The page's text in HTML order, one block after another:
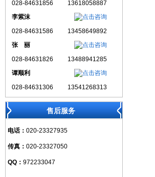
028-84631856
13618058887
李紫沫
028-84631586
13458649892
张 丽
028-84631826
13488941285
谭顺利
028-84631306
13541268313
售后服务
电话： 020-23327935
传真： 020-23327050
QQ： 972233047